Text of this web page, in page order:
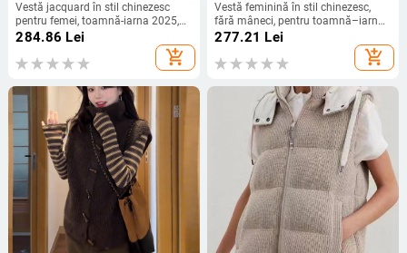
Vestă jacquard în stil chinezesc
pentru femei, toamnă-iarna 2025,
pene roșii de struț, vestă versatilă,
284.86 Lei
add_shopping_cart
Vestă feminină în stil chinezesc,
fără mâneci, pentru toamnă–iarna,
țesătură jacquard
277.21 Lei
add_shopping_cart